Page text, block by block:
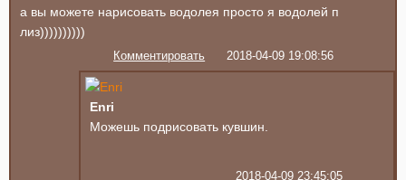
а вы можете нарисовать водолея просто я водолей п
лиз))))))))))
Комментировать 2018-04-09 19:08:56
Enri
Можешь подрисовать кувшин.
2018-04-09 23:45:05